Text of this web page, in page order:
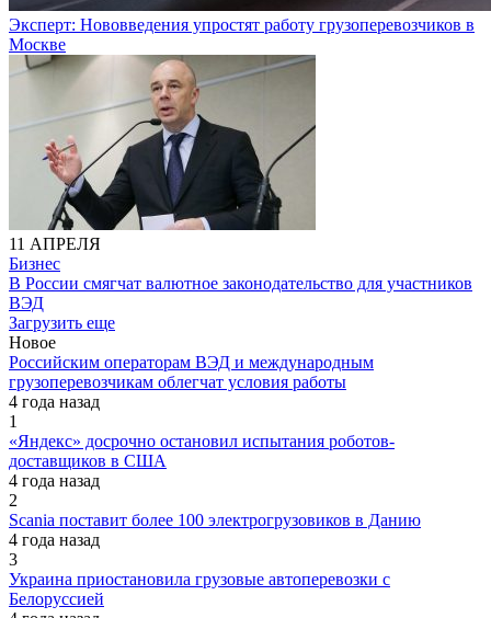
Эксперт: Нововведения упростят работу грузоперевозчиков в
Москве
11 АПРЕЛЯ
Бизнес
В России смягчат валютное законодательство для участников
ВЭД
Загрузить еще
Новое
Российским операторам ВЭД и международным
грузоперевозчикам облегчат условия работы
4 года назад
1
«Яндекс» досрочно остановил испытания роботов-
доставщиков в США
4 года назад
2
Scania поставит более 100 электрогрузовиков в Данию
4 года назад
3
Украина приостановила грузовые автоперевозки с
Белоруссией